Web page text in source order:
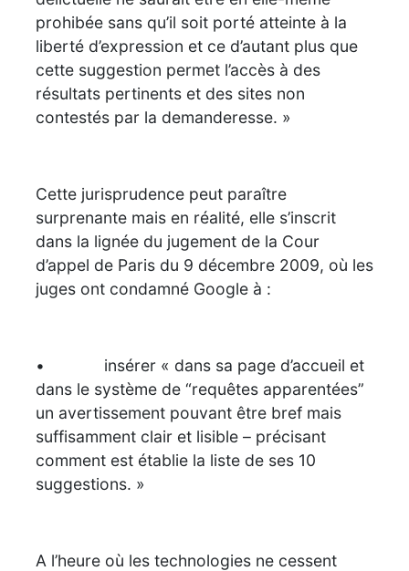
prohibée sans qu’il soit porté atteinte à la
liberté d’expression et ce d’autant plus que
cette suggestion permet l’accès à des
résultats pertinents et des sites non
contestés par la demanderesse. »
Cette jurisprudence peut paraître
surprenante mais en réalité, elle s’inscrit
dans la lignée du jugement de la Cour
d’appel de Paris du 9 décembre 2009, où les
juges ont condamné Google à :
• insérer « dans sa page d’accueil et
dans le système de “requêtes apparentées”
un avertissement pouvant être bref mais
suffisamment clair et lisible – précisant
comment est établie la liste de ses 10
suggestions. »
A l’heure où les technologies ne cessent